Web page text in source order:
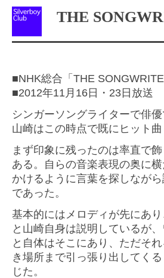
THE
■NHK総合「THE
■2012年11月16日・23日放送
シンガーソングライターで俳
山崎はこの時点で既にヒット
まず印象に残ったのは率直で
ある。自らの音楽表現の奥に
かけるように言葉を探しなが
であった。
基本的にはメロディが先にあ
と山崎自身は説明しているが
と自体はそこにあり、ただそ
き場所まで引っ張り出してく
じた。